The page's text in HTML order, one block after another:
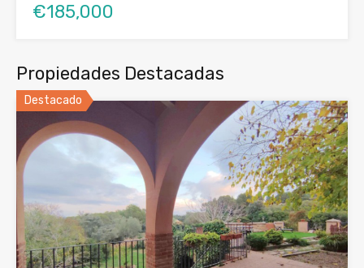
€185,000
Propiedades Destacadas
Destacado